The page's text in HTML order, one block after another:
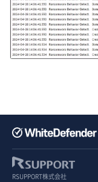
RSUPPORT株式会社